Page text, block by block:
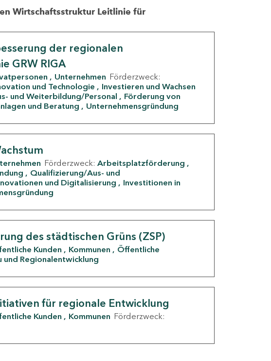
Wirtschaftsstruktur Leitlinie für
der regionalen
GRW RIGA
Unternehmen Förderzweck:
und Technologie
Investieren und Wachsen
und Weiterbildung/Personal
Förderung von
und Beratung Unternehmensgründung
Förderzweck: Arbeitsplatzförderung
Qualifizierung/Aus- und
und Digitalisierung
Investitionen in
des städtischen Grüns (ZSP)
Kunden Kommunen
Öffentliche
und Regionalentwicklung
für regionale Entwicklung
Kunden Kommunen Förderzweck: